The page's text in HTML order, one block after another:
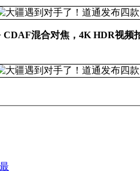
CDAF混合对焦，4K HDR视频